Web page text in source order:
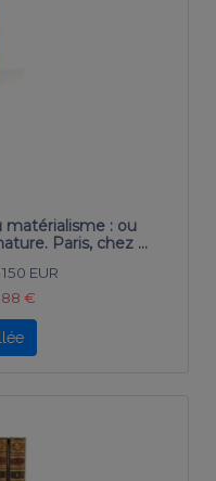
matérialisme : ou
Paris, chez …
EUR
88 €